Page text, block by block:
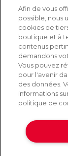
SERVICE
Livraison rapide
Retours &
Paiement sécurisé
AIDE
Contact
Livraison et
Foire aux questions
Protection des
Afin de vous
possible, nous
cookies de
boutique et à
contenus
demandons
Vous pouvez
pour l'avenir
des données.
informations
politique de